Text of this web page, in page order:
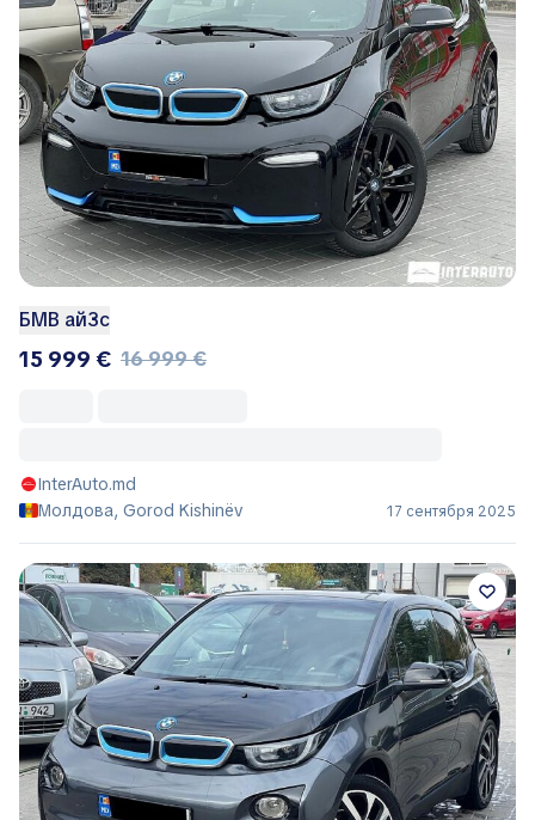
БМВ ай3с
15 999 € 16 999 €
InterAuto.md
Молдова, Gorod Kishinëv
17 сентября 2025